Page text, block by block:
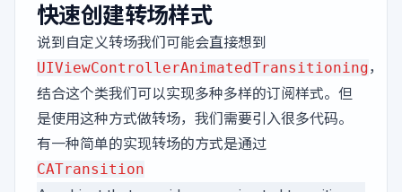
快速创建转场样式
说到自定义转场我们可能会直接想到
UIViewControllerAnimatedTransitioning，
结合这个类我们可以实现多种多样的订阅样式。但
是使用这种方式做转场，我们需要引入很多代码。
有一种简单的实现转场的方式是通过
CATransition